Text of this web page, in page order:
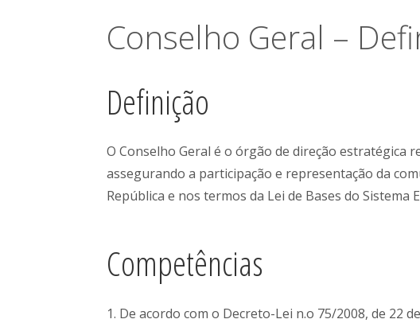
Conselho Geral –
Definição
O Conselho Geral é o órgão de direção estratégica
assegurando a participação e representação da
República e nos termos da Lei de Bases do Sistema
Competências
1. De acordo com o Decreto-Lei n.o 75/2008, de 22